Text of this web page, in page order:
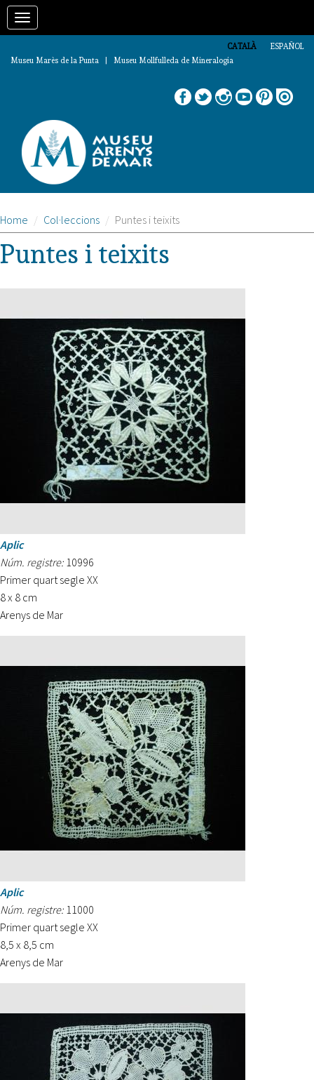
Vés
contingutToggle
ESPAÑOL
CATALÀ
Museu Marès de la Punta | Museu Mollfulleda de Mineralogia
Home Col·leccions Puntes i teixits
Puntes i teixits
Aplic
Núm. registre: 10996
Primer quart segle XX
8 x 8 cm
Arenys de Mar
Aplic
Núm. registre: 11000
Primer quart segle XX
8,5 x 8,5 cm
Arenys de Mar